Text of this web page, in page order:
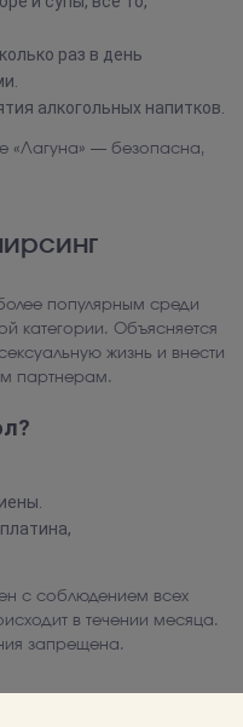
раз в день
алкогольных напитков.
«Лагуна» — безопасна,
популярным среди
категории. Объясняется
жизнь и внести
партнерам.
с соблюдением всех
в течении месяца.
запрещена.